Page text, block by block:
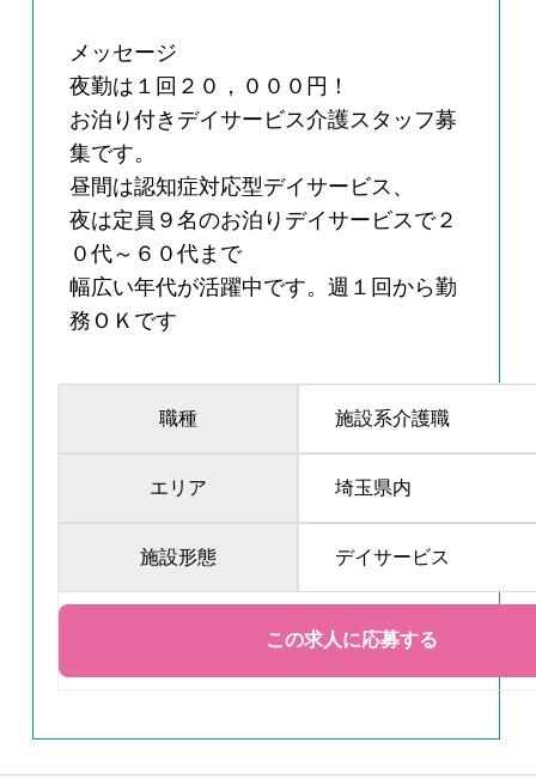
メッセージ
夜勤は１回２０，０００円！
お泊り付きデイサービス介護スタッフ募
集です。
昼間は認知症対応型デイサービス、
夜は定員９名のお泊りデイサービスで２
０代～６０代まで
幅広い年代が活躍中です。週１回から勤
務ＯＫです
職種 施設系介護職
エリア 埼玉県内
施設形態 デイサービス